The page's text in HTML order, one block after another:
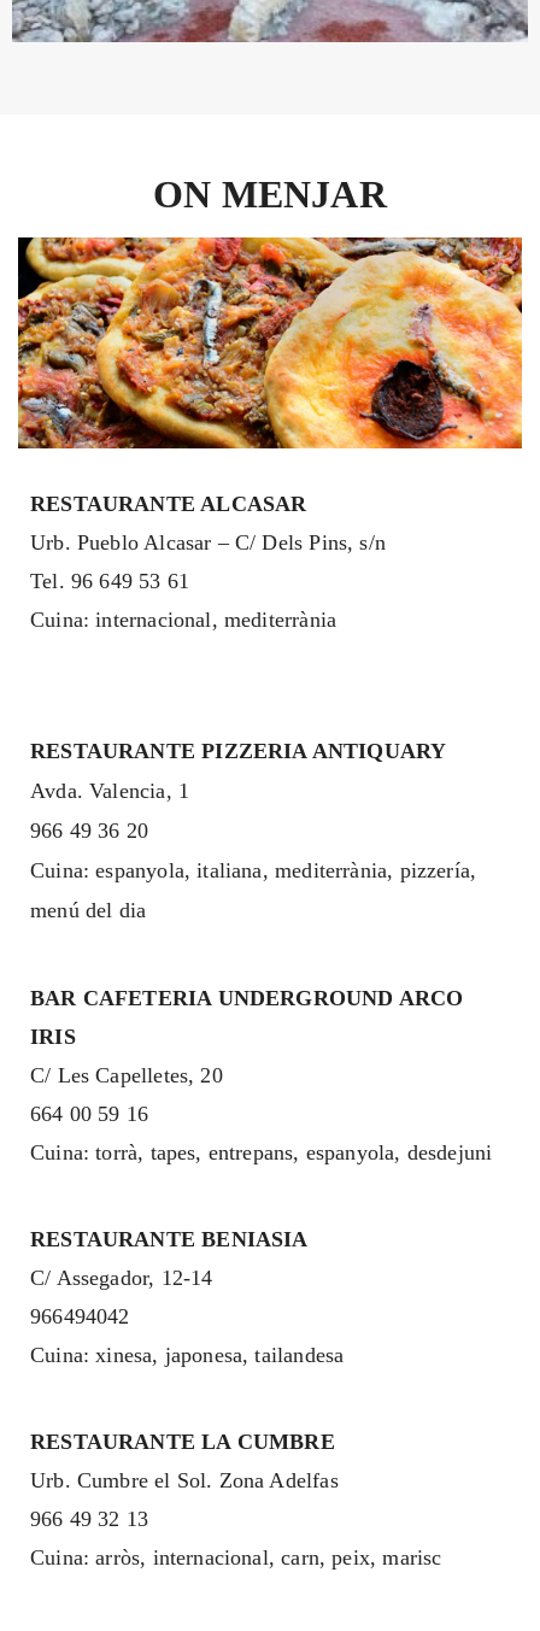
ON MENJAR
RESTAURANTE ALCASAR
Urb. Pueblo Alcasar – C/ Dels Pins, s/n
Tel. 96 649 53 61
Cuina: internacional, mediterrània
RESTAURANTE PIZZERIA ANTIQUARY
Avda. Valencia, 1
966 49 36 20
Cuina: espanyola, italiana, mediterrània, pizzería,
menú del dia
BAR CAFETERIA UNDERGROUND ARCO
IRIS
C/ Les Capelletes, 20
664 00 59 16
Cuina: torrà, tapes, entrepans, espanyola, desdejuni
RESTAURANTE BENIASIA
C/ Assegador, 12-14
966494042
Cuina: xinesa, japonesa, tailandesa
RESTAURANTE LA CUMBRE
Urb. Cumbre el Sol. Zona Adelfas
966 49 32 13
Cuina: arròs, internacional, carn, peix, marisc